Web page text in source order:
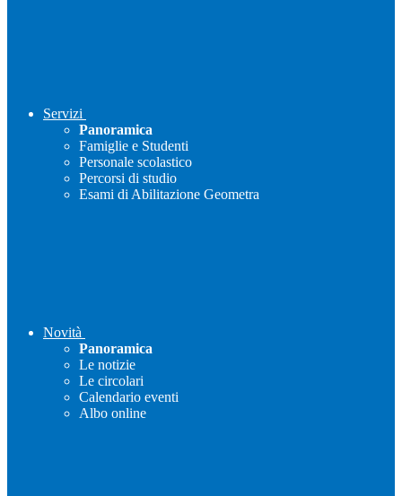
Servizi
Panoramica
Famiglie e Studenti
Personale scolastico
Percorsi di studio
Esami di Abilitazione Geometra
Novità
Panoramica
Le notizie
Le circolari
Calendario eventi
Albo online